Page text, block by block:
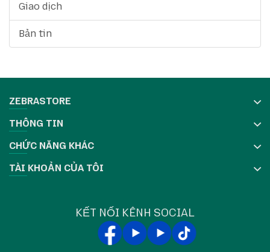
Giao dịch
Bản tin
ZEBRASTORE
THÔNG TIN
CHỨC NĂNG KHÁC
TÀI KHOẢN CỦA TÔI
KẾT NỐI KÊNH SOCIAL